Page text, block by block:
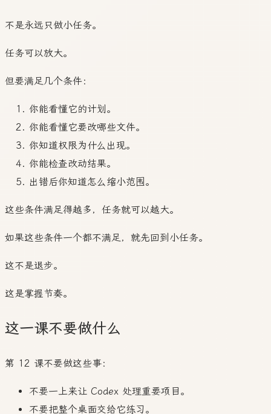
不是永远只做小任务。
任务可以放大。
但要满足几个条件：
你能看懂它的计划。
你能看懂它要改哪些文件。
你知道权限为什么出现。
你能检查改动结果。
出错后你知道怎么缩小范围。
这些条件满足得越多，任务就可以越大。
如果这些条件一个都不满足，就先回到小任务。
这不是退步。
这是掌握节奏。
这一课不要做什么
第 12 课不要做这些事：
不要一上来让 Codex 处理重要项目。
不要把整个桌面交给它练习。